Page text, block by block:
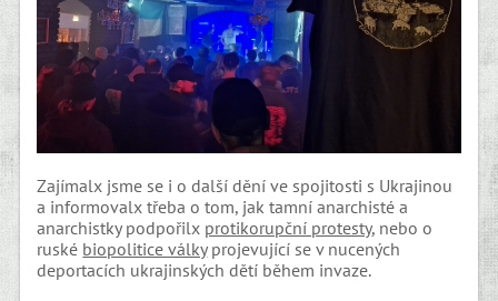
Zajímalx jsme se i o další dění ve spojitosti s Ukrajinou
a informovalx třeba o tom, jak tamní anarchisté a
anarchistky podpořilx protikorupční protesty, nebo o
ruské biopolitice válkyprojevující se v nucených
deportacích ukrajinských dětí během invaze.